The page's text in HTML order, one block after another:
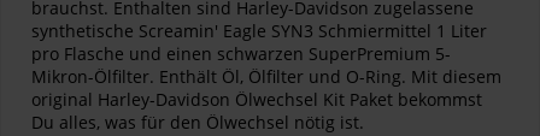
brauchst. Enthalten sind Harley-Davidson zugelassene
synthetische Screamin' Eagle SYN3 Schmiermittel 1 Liter
pro Flasche und einen schwarzen SuperPremium 5-
Mikron-Ölfilter. Enthält Öl, Ölfilter und O-Ring. Mit diesem
original Harley-Davidson Ölwechsel Kit Paket bekommst
Du alles, was für den Ölwechsel nötig ist.